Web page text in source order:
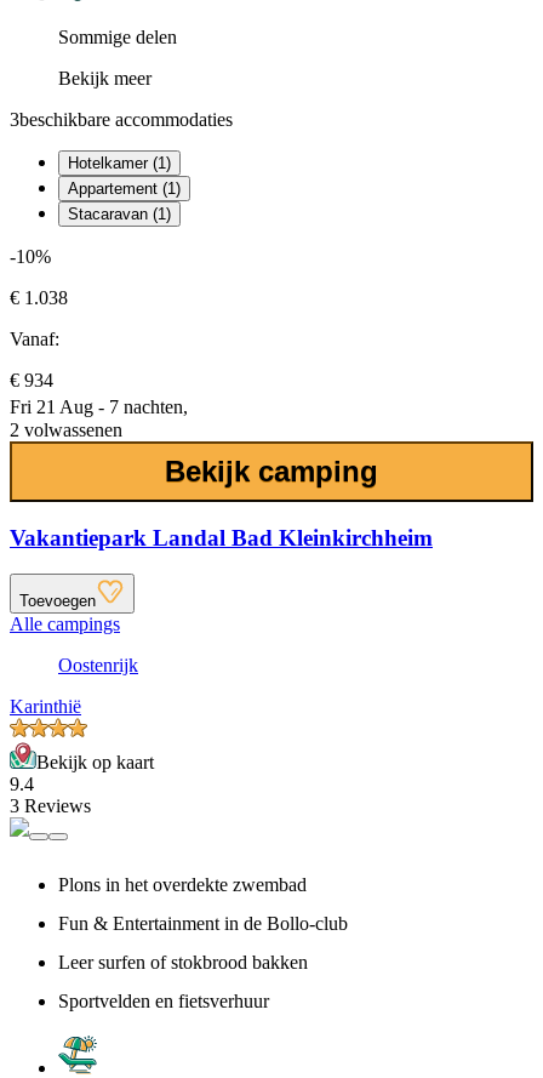
Sommige delen
Bekijk meer
3beschikbare accommodaties
Hotelkamer (1)
Appartement (1)
Stacaravan (1)
-10%
€ 1.038
Vanaf:
€ 934
Fri 21 Aug - 7 nachten,
2 volwassenen
Bekijk camping
Vakantiepark Landal Bad Kleinkirchheim
Toevoegen
Alle campings
Oostenrijk
Karinthië
Bekijk op kaart
9.4
3 Reviews
Plons in het overdekte zwembad
Fun & Entertainment in de Bollo-club
Leer surfen of stokbrood bakken
Sportvelden en fietsverhuur